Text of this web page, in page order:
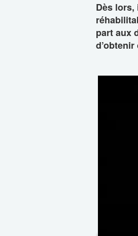
Dès lors,
part aux